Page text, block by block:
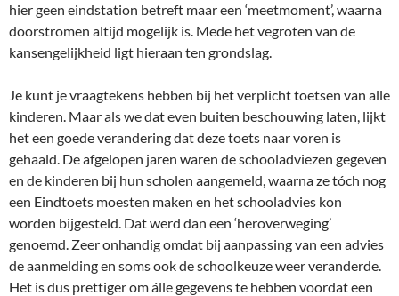
hier geen eindstation betreft maar een ‘meetmoment’, waarna
doorstromen altijd mogelijk is. Mede het vegroten van de
kansengelijkheid ligt hieraan ten grondslag.
Je kunt je vraagtekens hebben bij het verplicht toetsen van alle
kinderen. Maar als we dat even buiten beschouwing laten, lijkt
het een goede verandering dat deze toets naar voren is
gehaald. De afgelopen jaren waren de schooladviezen gegeven
en de kinderen bij hun scholen aangemeld, waarna ze tóch nog
een Eindtoets moesten maken en het schooladvies kon
worden bijgesteld. Dat werd dan een ‘heroverweging’
genoemd. Zeer onhandig omdat bij aanpassing van een advies
de aanmelding en soms ook de schoolkeuze weer veranderde.
Het is dus prettiger om álle gegevens te hebben voordat een